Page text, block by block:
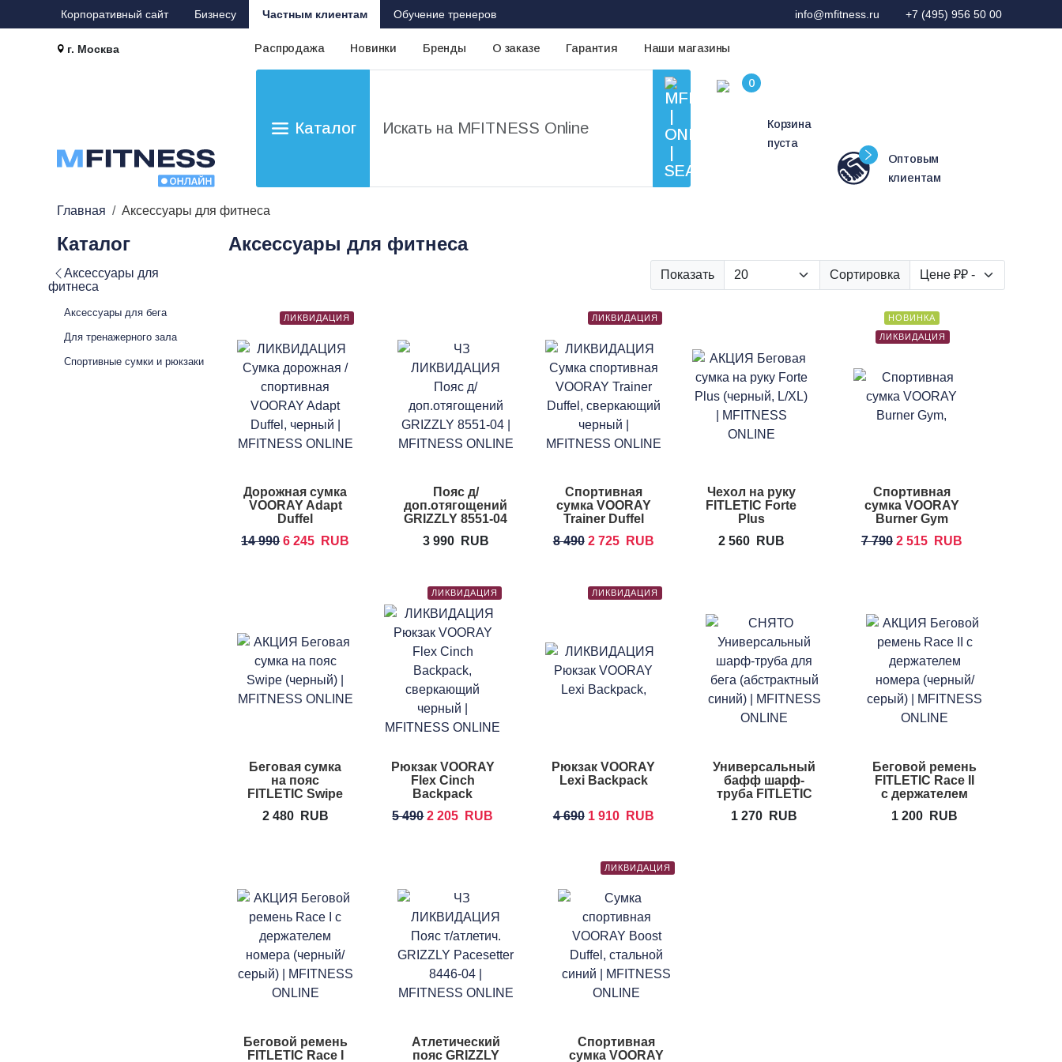
Корпоративный сайт Бизнесу Частным клиентам Обучение тренеров info@mfitness.ru +7 (495) 956 50 00
г. Москва Распродажа Новинки Бренды О заказе Гарантия Наши магазины
Каталог
Корзина
пуста
Оптовым
клиентам
Главная Аксессуары для фитнеса
Каталог
Аксессуары для
фитнеса
Аксессуары для бега
Для тренажерного зала
Спортивные сумки и рюкзаки
Аксессуары для фитнеса
Показать Сортировка
ЛИКВИДАЦИЯ
Дорожная сумка
VOORAY Adapt
Duffel
14 990 6 245 RUB
Пояс д/
доп.отягощений
GRIZZLY 8551-04
3 990
RUB
ЛИКВИДАЦИЯ
Спортивная
сумка VOORAY
Trainer Duffel
8 490 2 725 RUB
Чехол на руку
FITLETIC Forte
Plus
2 560
RUB
НОВИНКА
ЛИКВИДАЦИЯ
Спортивная
сумка VOORAY
Burner Gym
7 790 2 515 RUB
Беговая сумка
на пояс
FITLETIC Swipe
2 480
RUB
ЛИКВИДАЦИЯ
Рюкзак VOORAY
Flex Cinch
Backpack
5 490 2 205 RUB
ЛИКВИДАЦИЯ
Рюкзак VOORAY
Lexi Backpack
4 690 1 910 RUB
Универсальный
бафф шарф-
труба FITLETIC
1 270 RUB
Беговой ремень
FITLETIC Race II
с держателем
1 200 RUB
Беговой ремень
FITLETIC Race I
Атлетический
пояс GRIZZLY
ЛИКВИДАЦИЯ
Спортивная
сумка VOORAY